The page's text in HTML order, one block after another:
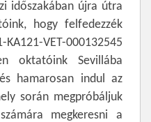
időszakában újra útra
hogy felfedezzék
VET-000132545
oktatóink Sevillába
hamarosan indul az
során megpróbáljuk
megkeresni a